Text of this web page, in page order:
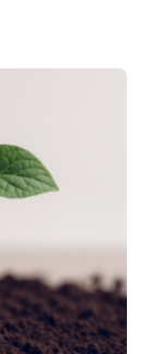
als neue
und trägt
Dieser erste
in Bernstein